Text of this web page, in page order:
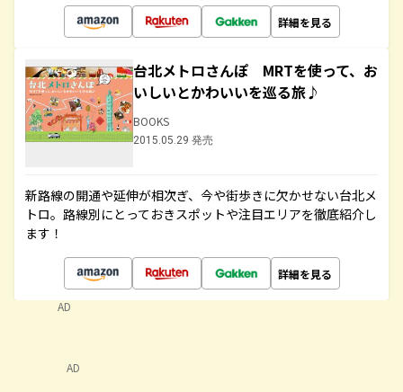
詳細を見る
台北メトロさんぽ MRTを使って、お
いしいとかわいいを巡る旅♪
BOOKS
2015.05.29 発売
新路線の開通や延伸が相次ぎ、今や街歩きに欠かせない台北メ
トロ。路線別にとっておきスポットや注目エリアを徹底紹介し
ます！
詳細を見る
AD
AD